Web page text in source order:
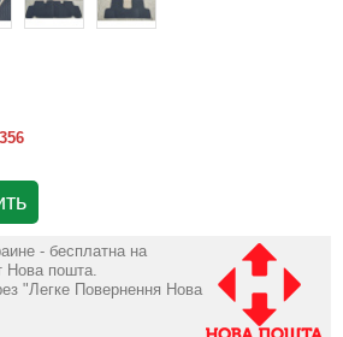
- бесплатна на
Нова пошта.
"Легке Повернення Нова